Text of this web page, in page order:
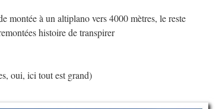
montée à un altiplano vers 4000 mètres, le reste
histoire de transpirer
oui, ici tout est grand)